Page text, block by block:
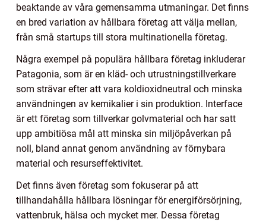
beaktande av våra gemensamma utmaningar. Det finns
en bred variation av hållbara företag att välja mellan,
från små startups till stora multinationella företag.
Några exempel på populära hållbara företag inkluderar
Patagonia, som är en kläd- och utrustningstillverkare
som strävar efter att vara koldioxidneutral och minska
användningen av kemikalier i sin produktion. Interface
är ett företag som tillverkar golvmaterial och har satt
upp ambitiösa mål att minska sin miljöpåverkan på
noll, bland annat genom användning av förnybara
material och resurseffektivitet.
Det finns även företag som fokuserar på att
tillhandahålla hållbara lösningar för energiförsörjning,
vattenbruk, hälsa och mycket mer. Dessa företag